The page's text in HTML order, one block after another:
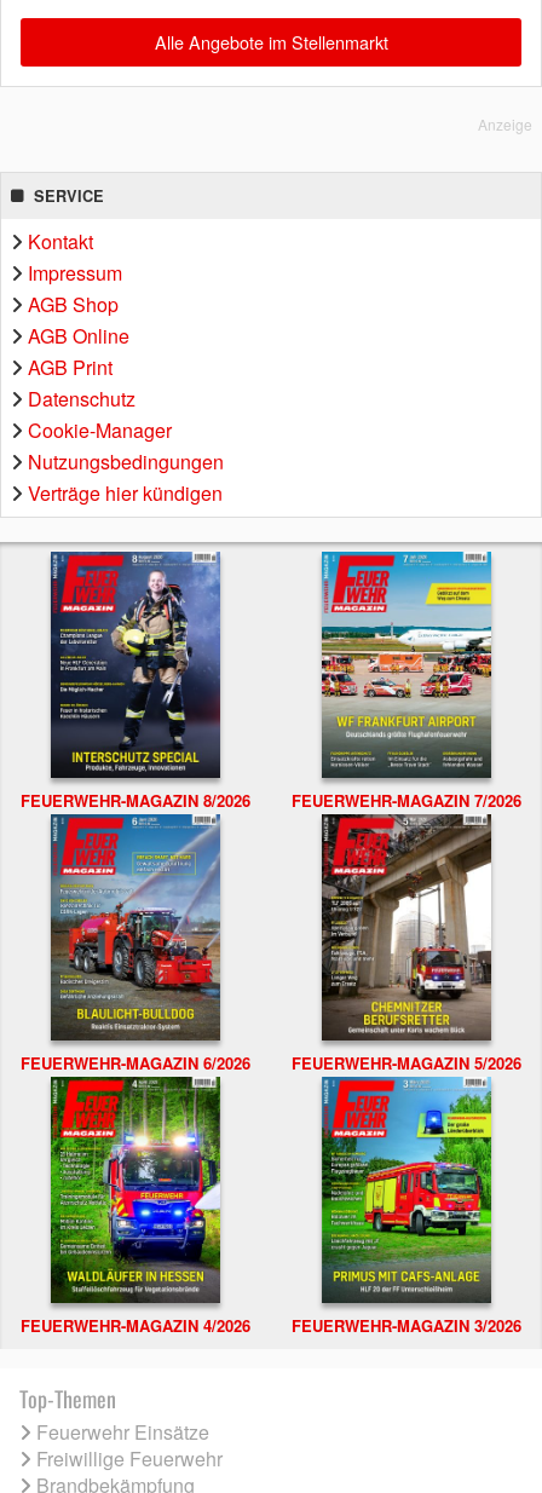
Alle Angebote im Stellenmarkt
Anzeige
SERVICE
Kontakt
Impressum
AGB Shop
AGB Online
AGB Print
Datenschutz
Cookie-Manager
Nutzungsbedingungen
Verträge hier kündigen
FEUERWEHR-MAGAZIN 8/2026 FEUERWEHR-MAGAZIN 7/2026
FEUERWEHR-MAGAZIN 6/2026 FEUERWEHR-MAGAZIN 5/2026
FEUERWEHR-MAGAZIN 4/2026 FEUERWEHR-MAGAZIN 3/2026
Top-Themen
Feuerwehr Einsätze
Freiwillige Feuerwehr
Brandbekämpfung